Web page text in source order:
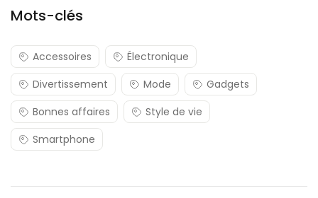
Mots-clés
Accessoires
Électronique
Divertissement
Mode
Gadgets
Bonnes affaires
Style de vie
Smartphone